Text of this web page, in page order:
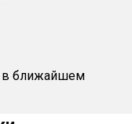
в ближайшем